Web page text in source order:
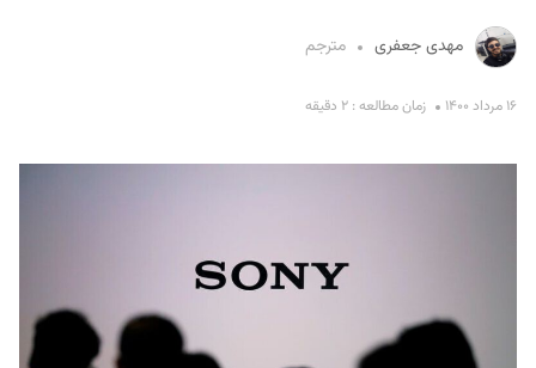
مهدی جعفری مترجم
۱۶ مرداد ۱۴۰۰ زمان مطالعه : ۲ دقیقه